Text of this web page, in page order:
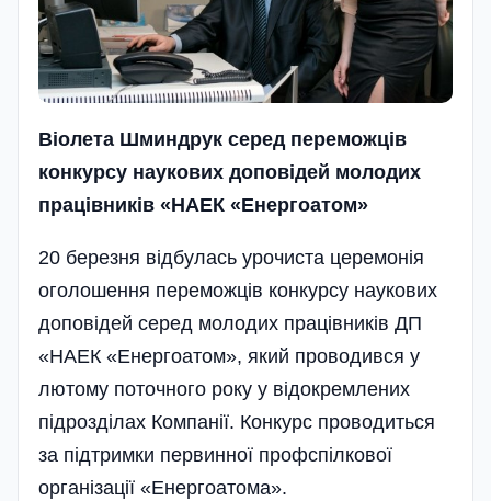
Вiолета Шминдрук серед переможцiв
конкурсу наукових доповiдей молодих
працiвникiв «НАЕК «Енергоатом»
20 березня відбулась урочиста церемонія
оголошення переможців конкурсу наукових
доповідей серед молодих працівників ДП
«НАЕК «Енергоатом», який проводився у
лютому поточного року у відокремлених
підрозділах Компанії. Конкурс проводиться
за підтримки первинної профспілкової
організації «Енергоатома».